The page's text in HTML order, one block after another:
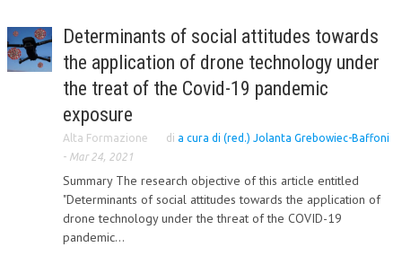
ORGANIZZAZIONE
OBIETTIVI
DIREZIONE SCIENTIFICA
ALTA FORMAZIONE
CORSI CE.S.E.D.
ARCHIVIO CORSI 2015
DIVENTA SOCIO
Determinants of social attitudes towards
the application of drone technology under
the treat of the Covid-19 pandemic
exposure
Alta Formazione di a cura di (red.) Jolanta Grebowiec-Baffoni
- Mar 24, 2021
Summary The research objective of this article entitled
"Determinants of social attitudes towards the application of
drone technology under the threat of the COVID-19
pandemic...